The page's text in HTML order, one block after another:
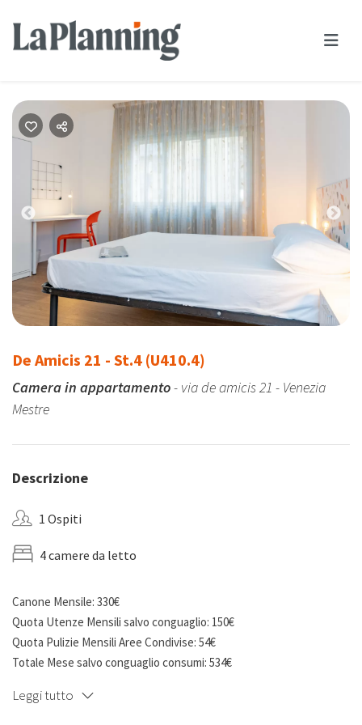
Previous
De Amicis 21 - St.4 (U410.4)
Camera in appartamento- via de amicis 21 - Venezia
Mestre
Descrizione
1 Ospiti
4 camere da letto
Canone Mensile: 330€
Quota Utenze Mensili salvo conguaglio: 150€
Quota Pulizie Mensili Aree Condivise: 54€
Totale Mese salvo conguaglio consumi: 534€
Leggi tutto